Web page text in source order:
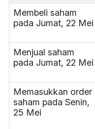
Membeli saham
pada Jumat, 22 Mei
Menjual saham
pada Jumat, 22 Mei
Memasukkan order
saham pada Senin,
25 Mei